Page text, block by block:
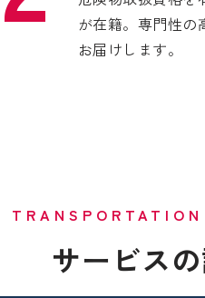
が在籍。専門性の
お届けします。
サービス